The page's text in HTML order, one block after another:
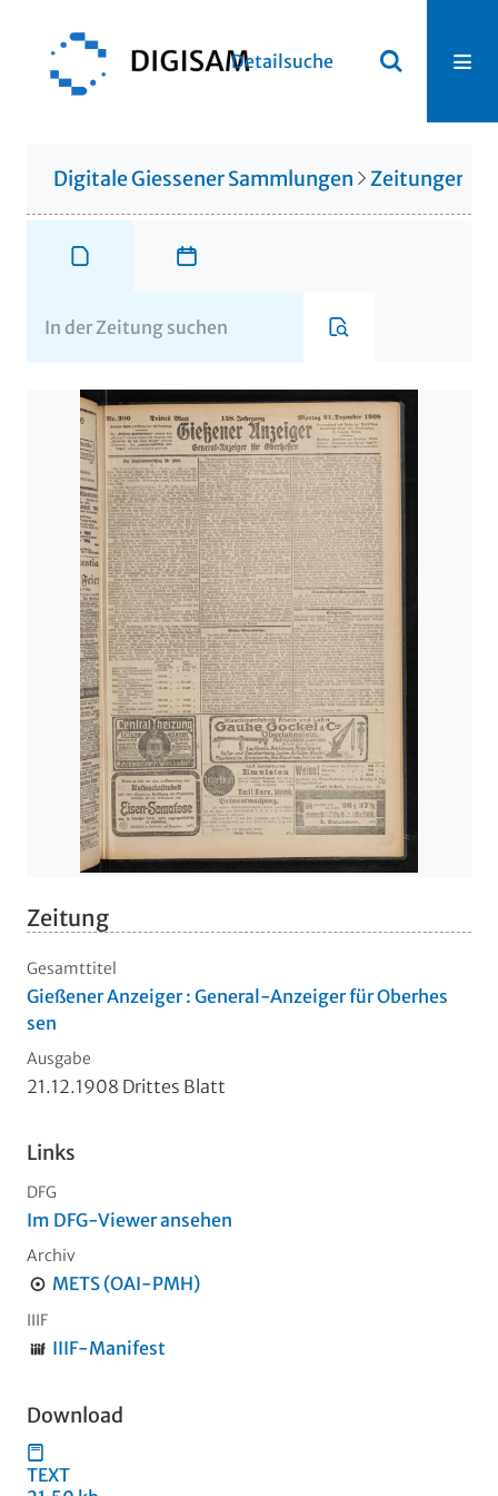
Detailsuche
Digitale Giessener Sammlungen Zeitungen
Zeitung
Gesamttitel
Gießener Anzeiger : General-Anzeiger für Oberhes
sen
Ausgabe
21.12.1908 Drittes Blatt
Links
DFG
Im DFG-Viewer ansehen
Archiv
METS (OAI-PMH)
IIIF
IIIF-Manifest
Download
TEXT